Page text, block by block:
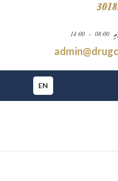
EN